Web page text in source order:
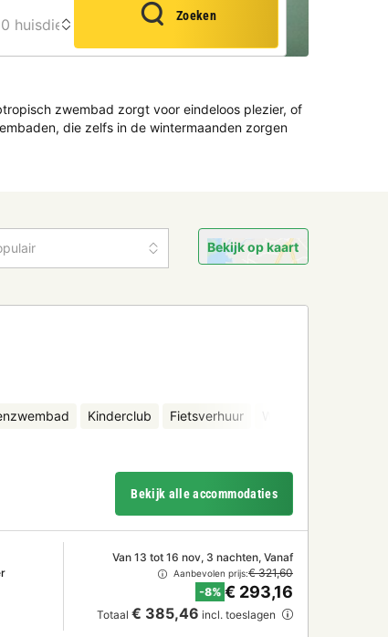
Zoeken
zwembad zorgt voor eindeloos plezier, of
die zelfs in de wintermaanden zorgen
Bekijk op kaart
Kinderclub Fietsverhuur
Bekijk alle accommodaties
Van 13 tot 16 nov, 3 nachten, Vanaf
Aanbevolen prijs:€ 321,60
-8% € 293,16
Totaal € 385,46 incl. toeslagen